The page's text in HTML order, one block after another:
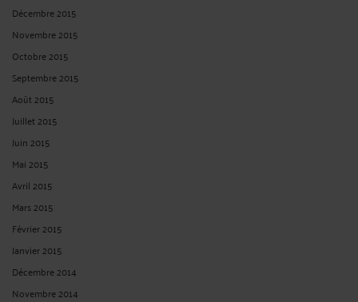
Décembre 2015
Novembre 2015
Octobre 2015
Septembre 2015
Août 2015
Juillet 2015
Juin 2015
Mai 2015
Avril 2015
Mars 2015
Février 2015
Janvier 2015
Décembre 2014
Novembre 2014